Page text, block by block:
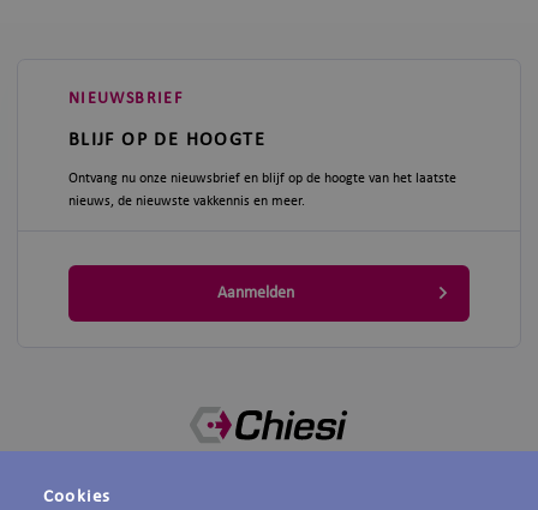
NIEUWSBRIEF
BLIJF OP DE HOOGTE
Ontvang nu onze nieuwsbrief en blijf op de hoogte van het laatste
nieuws, de nieuwste vakkennis en meer.
Aanmelden
Chiesi voor professionals biedt een actueel aanbod van nascholingen,
Cookies